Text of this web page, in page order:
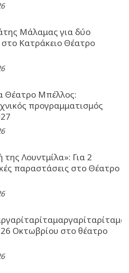
Μάλαμας για δύο
στο Κατράκειο Θέατρο
Θέατρο Μπέλλος:
προγραμματισμός
Λουντμίλα»: Για 2
παραστάσεις στο Θέατρο
Οκτωβρίου στο θέατρο